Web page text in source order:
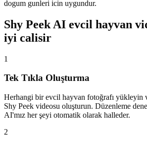
dogum gunleri icin uygundur.
Shy Peek AI evcil hayvan
iyi calisir
1
Tek Tıkla Oluşturma
Herhangi bir evcil hayvan fotoğrafı yükleyin
Shy Peek videosu oluşturun. Düzenleme
AI'mız her şeyi otomatik olarak halleder.
2